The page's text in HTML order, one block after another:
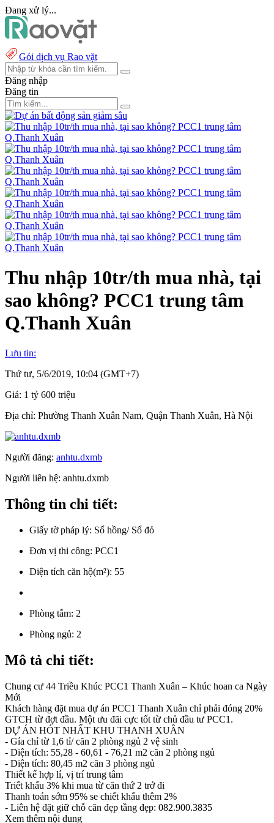
Đang xử lý...
Gói dịch vụ Rao vặt
Đăng nhập
Đăng tin
Thu nhập 10tr/th mua nhà, tại
sao không? PCC1 trung tâm
Q.Thanh Xuân
Lưu tin:
Thứ tư, 5/6/2019, 10:04 (GMT+7)
Giá: 1 tỷ 600 triệu
Địa chỉ: Phường Thanh Xuân Nam, Quận Thanh Xuân, Hà Nội
Người đăng: anhtu.dxmb
Người liên hệ: anhtu.dxmb
Thông tin chi tiết:
Giấy tờ pháp lý: Sổ hồng/ Sổ đỏ
Đơn vị thi công: PCC1
Diện tích căn hộ(m²): 55
Phòng tắm: 2
Phòng ngủ: 2
Mô tả chi tiết:
Chung cư 44 Triều Khúc PCC1 Thanh Xuân – Khúc hoan ca Ngày
Mới
Khách hàng đặt mua dự án PCC1 Thanh Xuân chỉ phải đóng 20%
GTCH từ đợt đầu. Một ưu đãi cực tốt từ chủ đầu tư PCC1.
DỰ ÁN HÓT NHẤT KHU THANH XUÂN
- Gía chỉ từ 1,6 tỉ/ căn 2 phòng ngủ 2 vệ sinh
- Diện tích: 55,28 - 60,61 - 76,21 m2 căn 2 phòng ngủ
- Diện tích: 80,45 m2 căn 3 phòng ngủ
Thiết kế hợp lí, vị trí trung tâm
Triết khấu 3% khi mua từ căn thứ 2 trở đi
Thanh toán sớm 95% se chiết khấu thêm 2%
- Liên hệ đặt giữ chỗ căn đẹp tầng đẹp: 082.900.3835
Xem thêm nội dung